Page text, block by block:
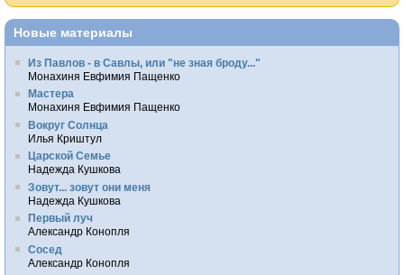
Новые материалы
Из Павлов - в Савлы, или "не зная броду..."
Монахиня Евфимия Пащенко
Мастера
Монахиня Евфимия Пащенко
Вокруг Солнца
Илья Криштул
Царской Семье
Надежда Кушкова
Зовут... зовут они меня
Надежда Кушкова
Первый луч
Александр Конопля
Сосед
Александр Конопля